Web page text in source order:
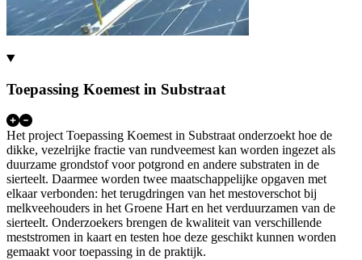
Toepassing Koemest in Substraat
Het project Toepassing Koemest in Substraat onderzoekt hoe de
dikke, vezelrijke fractie van rundveemest kan worden ingezet als
duurzame grondstof voor potgrond en andere substraten in de
sierteelt. Daarmee worden twee maatschappelijke opgaven met
elkaar verbonden: het terugdringen van het mestoverschot bij
melkveehouders in het Groene Hart en het verduurzamen van de
sierteelt. Onderzoekers brengen de kwaliteit van verschillende
meststromen in kaart en testen hoe deze geschikt kunnen worden
gemaakt voor toepassing in de praktijk.